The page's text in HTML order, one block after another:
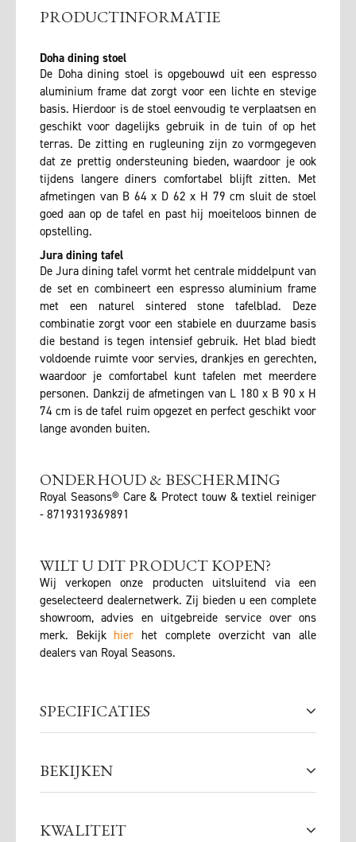
PRODUCTINFORMATIE
Doha dining stoel
De Doha dining stoel is opgebouwd uit een espresso
aluminium frame dat zorgt voor een lichte en stevige
basis. Hierdoor is de stoel eenvoudig te verplaatsen en
geschikt voor dagelijks gebruik in de tuin of op het
terras. De zitting en rugleuning zijn zo vormgegeven
dat ze prettig ondersteuning bieden, waardoor je ook
tijdens langere diners comfortabel blijft zitten. Met
afmetingen van B 64 x D 62 x H 79 cm sluit de stoel
goed aan op de tafel en past hij moeiteloos binnen de
opstelling.
Jura dining tafel
De Jura dining tafel vormt het centrale middelpunt van
de set en combineert een espresso aluminium frame
met een naturel sintered stone tafelblad. Deze
combinatie zorgt voor een stabiele en duurzame basis
die bestand is tegen intensief gebruik. Het blad biedt
voldoende ruimte voor servies, drankjes en gerechten,
waardoor je comfortabel kunt tafelen met meerdere
personen. Dankzij de afmetingen van L 180 x B 90 x H
74 cm is de tafel ruim opgezet en perfect geschikt voor
lange avonden buiten.
ONDERHOUD & BESCHERMING
Royal Seasons® Care & Protect touw & textiel reiniger
- 8719319369891
WILT U DIT PRODUCT KOPEN?
Wij verkopen onze producten uitsluitend via een
geselecteerd dealernetwerk. Zij bieden u een complete
showroom, advies en uitgebreide service over ons
merk. Bekijk hier het complete overzicht van alle
dealers van Royal Seasons.
SPECIFICATIES
BEKIJKEN
KWALITEIT